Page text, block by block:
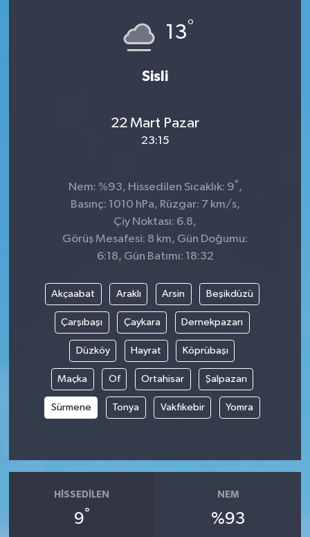
13°
Sisli
22 Mart Pazar
23:15
Nem: %93, Hissedilen Sıcaklık: 9° ,
Basınç: 1010 hPa, Rüzgar: 7 km/s,
Çiy Noktası: 6.8,
Görüş Mesafesi: 8 km, Gün Doğumu:
6:18, Gün Batımı: 18:32
Akçaabat Araklı Arsin Beşikdüzü
Çarşıbaşı Çaykara Dernekpazarı
Düzköy Hayrat Köprübaşı
Maçka Of Ortahisar Şalpazarı
Sürmene Tonya Vakfıkebir Yomra
HISSEDILEN
9°
NEM
%93